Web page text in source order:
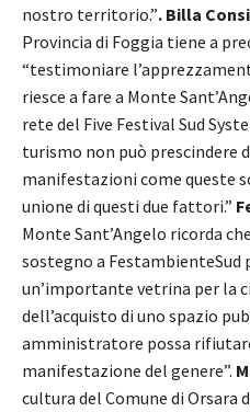
nostro territorio.”. Billa
Provincia di Foggia tiene a
“testimoniare
riesce a fare a Monte
rete del Five Festival Sud
turismo non può prescindere
manifestazioni come queste
unione di questi due fattori.”
Monte Sant’Angelo ricorda che
sostegno a FestambienteSud
un’importante vetrina per la
dell’acquisto di uno spazio
amministratore possa
manifestazione del genere”.
cultura del Comune di Orsara